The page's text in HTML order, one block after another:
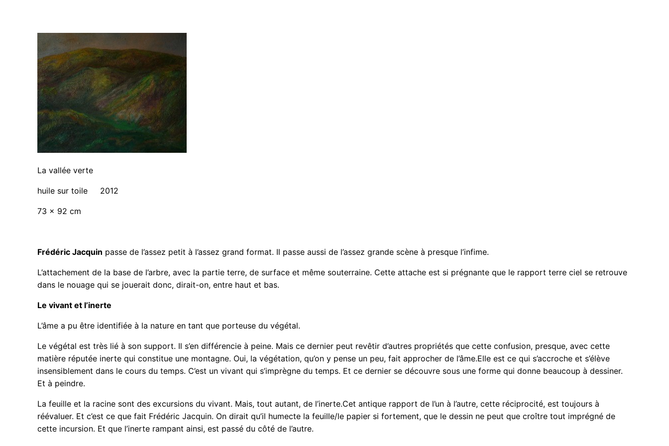
La vallée verte
huile sur toile 2012
73 x 92 cm
Frédéric Jacquin passe de l’assez petit à l’assez grand format. Il passe aussi de l’assez grande scène à presque l’infime.
L’attachement de la base de l’arbre, avec la partie terre, de surface et même souterraine. Cette attache est si prégnante que le rapport terre ciel se retrouve
dans le nouage qui se jouerait donc, dirait-on, entre haut et bas.
Le vivant et l’inerte
L’âme a pu être identifiée à la nature en tant que porteuse du végétal.
Le végétal est très lié à son support. Il s’en différencie à peine. Mais ce dernier peut revêtir d’autres propriétés que cette confusion, presque, avec cette
matière réputée inerte qui constitue une montagne. Oui, la végétation, qu’on y pense un peu, fait approcher de l’âme.Elle est ce qui s’accroche et s’élève
insensiblement dans le cours du temps. C’est un vivant qui s’imprègne du temps. Et ce dernier se découvre sous une forme qui donne beaucoup à dessiner.
Et à peindre.
La feuille et la racine sont des excursions du vivant. Mais, tout autant, de l’inerte.Cet antique rapport de l’un à l’autre, cette réciprocité, est toujours à
réévaluer. Et c’est ce que fait Frédéric Jacquin. On dirait qu’il humecte la feuille/le papier si fortement, que le dessin ne peut que croître tout imprégné de
cette incursion. Et que l’inerte rampant ainsi, est passé du côté de l’autre.